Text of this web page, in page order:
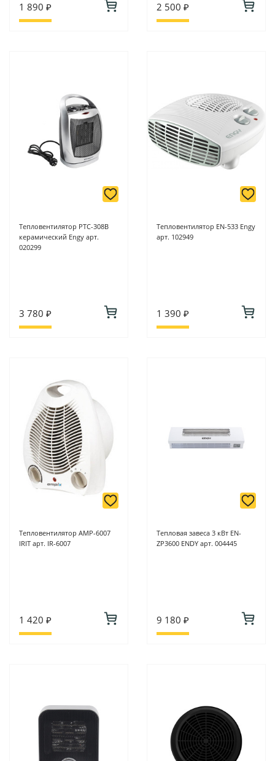
1 890 ₽ 2 500 ₽
Тепловентилятор PTC-308B
керамический Engy арт.
020299
3 780 ₽
Тепловентилятор EN-533 Engy
арт. 102949
1 390 ₽
Тепловентилятор АМР-6007
IRIT арт. IR-6007
1 420 ₽
Тепловая завеса 3 кВт EN-
ZP3600 ENDY арт. 004445
9 180 ₽